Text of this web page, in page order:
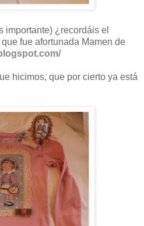
importante) ¿recordáis el
fue afortunada Mamen de
hicimos, que por cierto ya está